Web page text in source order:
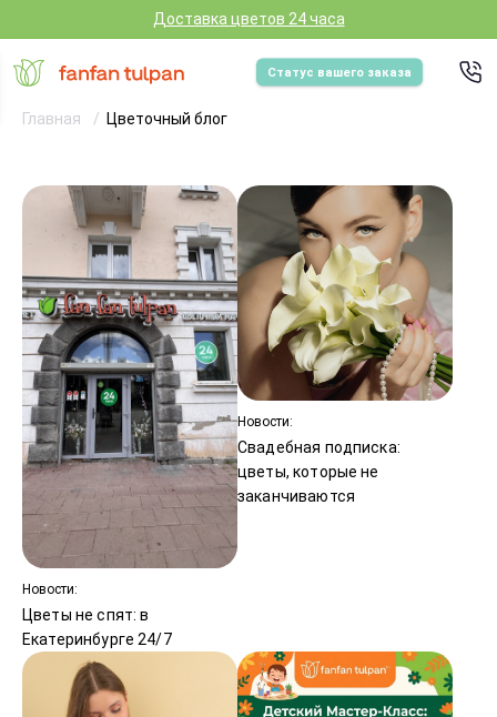
Доставка цветов 24 часа
Статус вашего заказа
Главная Цветочный блог
Новости:
Цветы не спят: в
Екатеринбурге 24/7
Новости:
Свадебная подписка:
цветы, которые не
заканчиваются